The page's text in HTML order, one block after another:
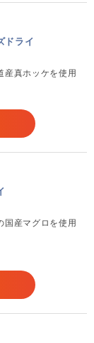
ドライ
産真ホッケを使用
国産マグロを使用